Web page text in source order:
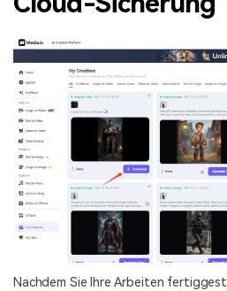
Nachdem Sie Ihre Arbeiten